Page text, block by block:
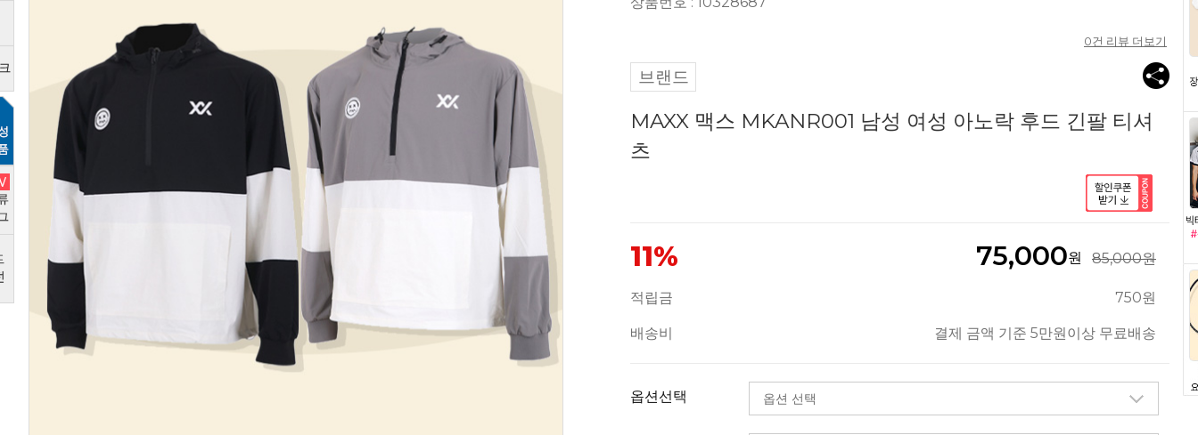
0건 리뷰 더보기
브랜드
MAXX 맥스 MKANR001 남성 여성 아노락 후드 긴팔 티셔
츠
11% 75,000원 85,000원
적립금 750원
배송비 결제 금액 기준 5만원이상 무료배송
옵션선택